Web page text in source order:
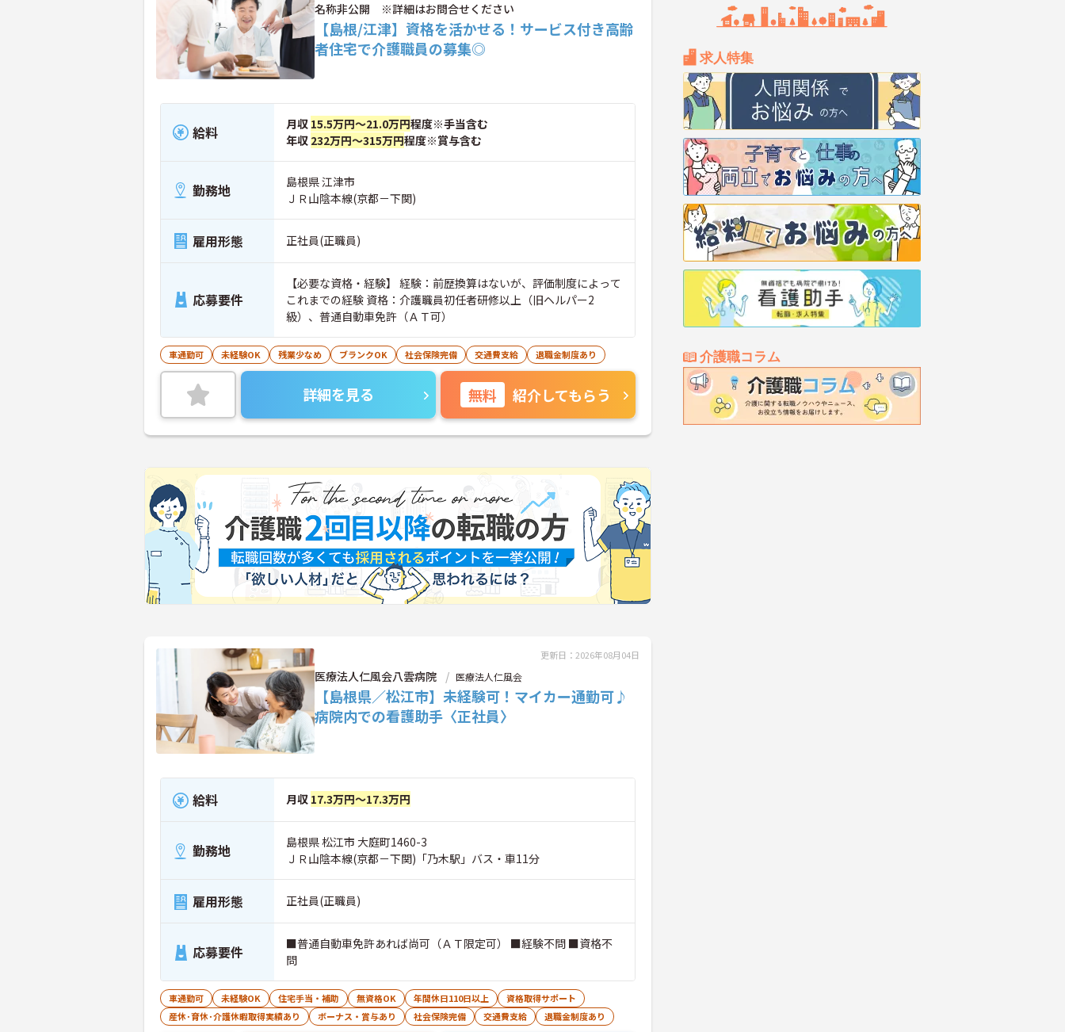
求人特集
介護職コラム
名称非公開 ※詳細はお問合せください
【島根/江津】資格を活かせる！サービス付き高齢
者住宅で介護職員の募集◎
給料 月収 15.5万円～21.0万円程度※手当含む
年収 232万円～315万円程度※賞与含む
勤務地
島根県 江津市
ＪＲ山陰本線(京都－下関)
雇用形態 正社員(正職員)
応募要件
【必要な資格・経験】 経験：前歴換算はないが、評価制度によって
これまでの経験 資格：介護職員初任者研修以上（旧ヘルパー2
級）、普通自動車免許（ＡＴ可）
車通勤可 未経験OK 残業少なめ ブランクOK 社会保険完備 交通費支給 退職金制度あり
詳細を見る 無料 紹介してもらう
更新日：2026年08月04日
医療法人仁風会八雲病院 医療法人仁風会
【島根県／松江市】未経験可！マイカー通勤可♪
病院内での看護助手〈正社員〉
給料 月収 17.3万円～17.3万円
勤務地
島根県 松江市 大庭町1460-3
ＪＲ山陰本線(京都－下関)「乃木駅」バス・車11分
雇用形態 正社員(正職員)
応募要件
■普通自動車免許あれば尚可（ＡＴ限定可） ■経験不問 ■資格不
問
車通勤可 未経験OK 住宅手当・補助 無資格OK 年間休日110日以上
資格取得サポート
産休･育休･介護休暇取得実績あり
ボーナス・賞与あり 社会保険完備 交通費支給 退職金制度あり